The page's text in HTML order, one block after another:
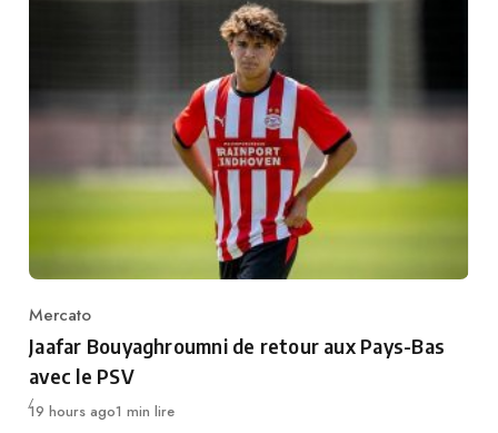
Category
Mercato
Jaafar Bouyaghroumni de retour aux Pays-Bas
avec le PSV
Publié
19 hours ago1 min lire